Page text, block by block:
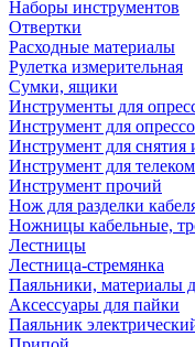
Наборы инструментов
Отвертки
Расходные материалы
Рулетка измерительная
Сумки, ящики
Инструменты для
Инструмент для
Инструмент для снятия
Инструмент для
Инструмент прочий
Нож для разделки
Ножницы кабельные,
Лестницы
Лестница-стремянка
Паяльники, материалы
Аксессуары для пайки
Паяльник